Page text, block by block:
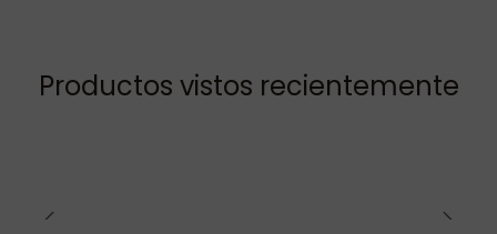
Productos vistos recientemente